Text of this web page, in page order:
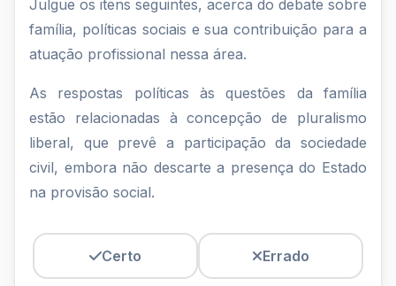
Julgue
os
itens
seguintes,
acerca
do
debate
sobre
família...
Julgue os itens seguintes, acerca do debate sobre
família, políticas sociais e sua contribuição para a
atuação profissional nessa área.
As respostas políticas às questões da família
estão relacionadas à concepção de pluralismo
liberal, que prevê a participação da sociedade
civil, embora não descarte a presença do Estado
na provisão social.
Certo Errado